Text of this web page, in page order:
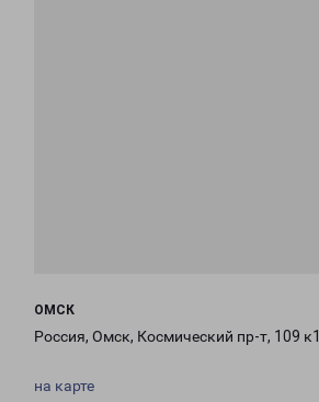
ОМСК
Россия, Омск, Космический пр-т, 109 к1
на карте